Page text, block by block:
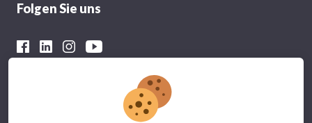
Folgen Sie uns
Mit der finanziellen Unterstützung von